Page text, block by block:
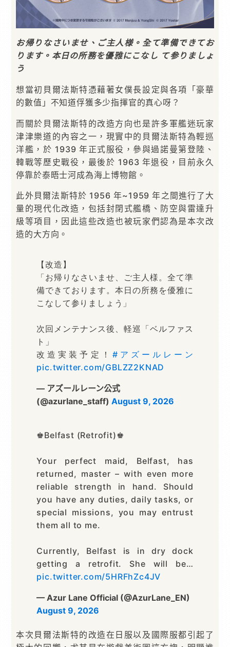
お帰りなさいませ、ご主人様。全て準備できてお
ります。本日の所務を優雅にこなし て参りましょ
う
想當初貝爾法斯特憑藉著女僕長設定與各項「豪華
的數值」不知道俘獲多少指揮官的真心呀？
而關於貝爾法斯特的改造方向也是許多軍艦迷玩家
津津樂道的內容之一，現實中的貝爾法斯特為輕巡
洋艦，於 1939 年正式服役，參與過諾曼第登陸、
韓戰等歷史戰役，最後於 1963 年退役，目前永久
停靠於泰晤士河成為海上博物館。
此外貝爾法斯特於 1956 年~1959 年之間進行了大
量的現代化改造，包括封閉式艦橋、防空與雷達升
級等項目，因此這些改造也被玩家們認為是本次改
造的大方向。
【改造】
「お帰りなさいませ、ご主人様。全て準
備できております。本日の所務を優雅に
こなして参りましょう」
次回メンテナンス後、軽巡「ベルファス
ト」
改造実装予定！ #アズールレーン
pic.twitter.com/GBLZZ2KNAD
— アズールレーン公式
(@azurlane_staff)August 9, 2026
♚Belfast (Retrofit)♚
Your perfect maid, Belfast, has
returned, master – with even more
reliable strength in hand. Should
you have any duties, daily tasks, or
special missions, you may entrust
them all to me.
Currently, Belfast is in dry dock
getting a retrofit. She will be…
pic.twitter.com/5HRFhZc4JV
— Azur Lane Official (@AzurLane_EN)
August 9, 2026
本次貝爾法斯特的改造在日服以及國際服都引起了